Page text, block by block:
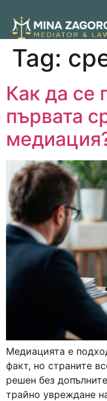
Tag:
Как да се
първата
Медиацията е
факт, но страните
решен без
трайно увреждане